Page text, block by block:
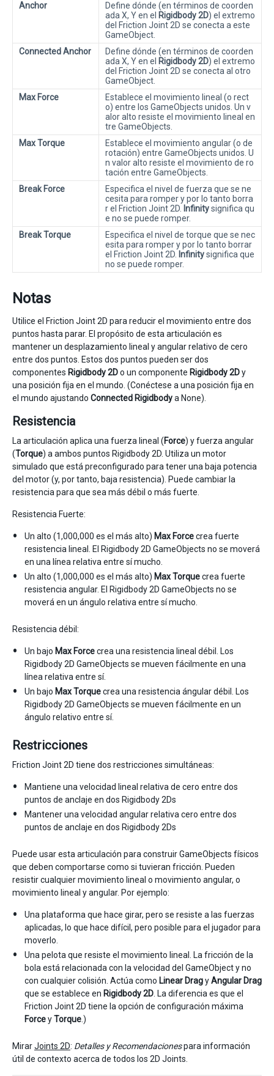
Anchor
Define dónde (en términos de coorden
ada X, Y en el Rigidbody 2D) el extremo
del Friction Joint 2D se conecta a este
GameObject.
Connected Anchor
Define dónde (en términos de coorden
ada X, Y en el Rigidbody 2D) el extremo
del Friction Joint 2D se conecta al otro
GameObject.
Max Force
Establece el movimiento lineal (o rect
o) entre los GameObjects unidos. Un v
alor alto resiste el movimiento lineal en
tre GameObjects.
Max Torque
Establece el movimiento angular (o de
rotación) entre GameObjects unidos. U
n valor alto resiste el movimiento de ro
tación entre GameObjects.
Break Force
Especifica el nivel de fuerza que se ne
cesita para romper y por lo tanto borra
r el Friction Joint 2D. Infinitysignifica qu
e no se puede romper.
Break Torque
Especifica el nivel de torque que se nec
esita para romper y por lo tanto borrar
el Friction Joint 2D. Infinitysignifica que
no se puede romper.
Notas
Utilice el Friction Joint 2D para reducir el movimiento entre dos
puntos hasta parar. El propósito de esta articulación es
mantener un desplazamiento lineal y angular relativo de cero
entre dos puntos. Estos dos puntos pueden ser dos
componentes Rigidbody 2Do un componente Rigidbody 2Dy
una posición fija en el mundo. (Conéctese a una posición fija en
el mundo ajustando Connected Rigidbodya None).
Resistencia
La articulación aplica una fuerza lineal (Force) y fuerza angular
(Torque) a ambos puntos Rigidbody 2D. Utiliza un motor
simulado que está preconfigurado para tener una baja potencia
del motor (y, por tanto, baja resistencia). Puede cambiar la
resistencia para que sea más débil o más fuerte.
Resistencia Fuerte:
Un alto (1,000,000 es el más alto) Max Forcecrea fuerte
resistencia lineal. El Rigidbody 2D GameObjects no se moverá
en una línea relativa entre sí mucho.
Un alto (1,000,000 es el más alto) Max Torquecrea fuerte
resistencia angular. El Rigidbody 2D GameObjects no se
moverá en un ángulo relativa entre sí mucho.
Resistencia débil:
Un bajo Max Forcecrea una resistencia lineal débil. Los
Rigidbody 2D GameObjects se mueven fácilmente en una
línea relativa entre sí.
Un bajo Max Torquecrea una resistencia ángular débil. Los
Rigidbody 2D GameObjects se mueven fácilmente en un
ángulo relativo entre sí.
Restricciones
Friction Joint 2D tiene dos restricciones simultáneas:
Mantiene una velocidad lineal relativa de cero entre dos
puntos de anclaje en dos Rigidbody 2Ds
Mantener una velocidad angular relativa cero entre dos
puntos de anclaje en dos Rigidbody 2Ds
Puede usar esta articulación para construir GameObjects físicos
que deben comportarse como si tuvieran fricción. Pueden
resistir cualquier movimiento lineal o movimiento angular, o
movimiento lineal y angular. Por ejemplo:
Una plataforma que hace girar, pero se resiste a las fuerzas
aplicadas, lo que hace difícil, pero posible para el jugador para
moverlo.
Una pelota que resiste el movimiento lineal. La fricción de la
bola está relacionada con la velocidad del GameObject y no
con cualquier colisión. Actúa como Linear DragyAngular Drag
que se establece en Rigidbody 2D. La diferencia es que el
Friction Joint 2D tiene la opción de configuración máxima
ForceyTorque.)
MirarJoints 2D: Detalles y Recomendacionespara información
útil de contexto acerca de todos los 2D Joints.